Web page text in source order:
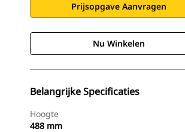
Prijsopgave Aanvragen
Nu Winkelen
Belangrijke Specificaties
Hoogte
488 mm